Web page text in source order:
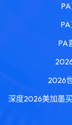
PA
2026
深度2026美加墨